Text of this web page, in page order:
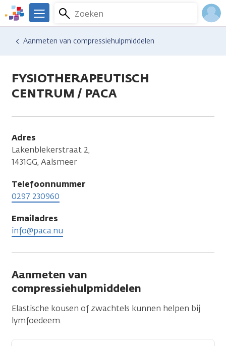
Overslaan
en
naar
We
er
Kanker.nl
Zoeken
Menu
Hulp en ondersteuning
Vind hulp bij kanker
Aanmeten van compressiehulpmiddelen
FYSIOTHERAPEUTISCH
CENTRUM / PACA
Adres
Lakenblekerstraat 2,
1431GG, Aalsmeer
Telefoonnummer
0297 230960
Emailadres
info@paca.nu
Aanmeten van
compressiehulpmiddelen
Elastische kousen of zwachtels kunnen helpen bij
lymfoedeem.